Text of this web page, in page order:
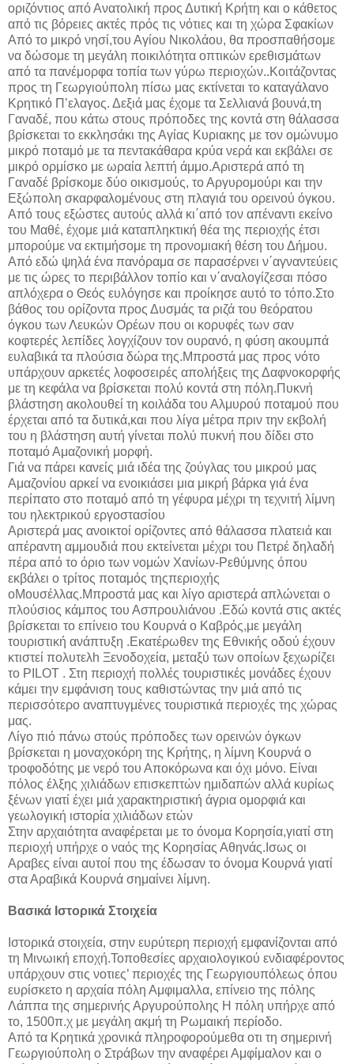
οριζόντιος από Ανατολική προς Δυτική Κρήτη και ο κάθετος
από τις βόρειες ακτές πρός τις νότιες και τη χώρα Σφακίων
Από το μικρό νησί,του Αγίου Νικολάου, θα προσπαθήσομε
να δώσομε τη μεγάλη ποικιλότητα οπτικών ερεθισμάτων
από τα πανέμορφα τοπία των γύρω περιοχών..Κοιτάζοντας
προς τη Γεωργιούπολη πίσω μας εκτίνεται το καταγάλανο
Κρητικό Π’ελαγος. Δεξιά μας έχομε τα Σελλιανά βουνά,τη
Γαναδέ, που κάτω στους πρόποδες της κοντά στη θάλασσα
βρίσκεται το εκκλησάκι της Αγίας Κυριακης με τον ομώνυμο
μικρό ποταμό με τα πεντακάθαρα κρύα νερά και εκβάλει σε
μικρό ορμίσκο με ωραία λεπτή άμμο.Αριστερά από τη
Γαναδέ βρίσκομε δύο οικισμούς, το Αργυρομούρι και την
Εξώπολη σκαρφαλομένους στη πλαγιά του ορεινού όγκου.
Από τους εξώστες αυτούς αλλά κι΄από τον απέναντι εκείνο
του Μαθέ, έχομε μιά καταπληκτική θέα της περιοχής έτσι
μπορούμε να εκτιμήσομε τη προνομιακή θέση του Δήμου.
Από εδώ ψηλά ένα πανόραμα σε παρασέρνει ν΄αγναντεύεις
με τις ώρες το περιβάλλον τοπίο και ν΄αναλογίζεσαι πόσο
απλόχερα ο Θεός ευλόγησε και προίκησε αυτό το τόπο.Στο
βάθος του ορίζοντα προς Δυσμάς τα ριζά του θεόρατου
όγκου των Λευκών Ορέων που οι κορυφές των σαν
κοφτερές λεπίδες λογχίζουν τον ουρανό, η φύση ακουμπά
ευλαβικά τα πλούσια δώρα της.Mπροστά μας προς νότο
υπάρχουν αρκετές λοφοσειρές απολήξεις της Δαφνοκορφής
με τη κεφάλα να βρίσκεται πολύ κοντά στη πόλη.Πυκνή
βλάστηση ακολουθεί τη κοιλάδα του Αλμυρού ποταμού που
έρχεται από τα δυτικά,και που λίγα μέτρα πριν την εκβολή
του η βλάστηση αυτή γίνεται πολύ πυκνή που δίδει στο
ποταμό Αμαζονική μορφή.
Γιά να πάρει κανείς μιά ιδέα της ζούγλας του μικρού μας
Αμαζονίου αρκεί να ενοικιάσει μια μικρή βάρκα γιά ένα
περίπατο στο ποταμό από τη γέφυρα μέχρι τη τεχνιτή λίμνη
του ηλεκτρικού εργοστασίου
Αριστερά μας ανοικτοί ορίζοντες από θάλασσα πλατειά και
απέραντη αμμουδιά που εκτείνεται μέχρι του Πετρέ δηλαδή
πέρα από το όριο των νομών Χανίων-Ρεθύμνης όπου
εκβάλει ο τρίτος ποταμός τηςπεριοχής
οΜουσέλλας.Μπροστά μας και λίγο αριστερά απλώνεται ο
πλούσιος κάμπος του Ασπρουλιάνου .Εδώ κοντά στις ακτές
βρίσκεται το επίνειο του Κουρνά ο Καβρός,με μεγάλη
τουριστική ανάπτυξη .Εκατέρωθεν της Εθνικής οδού έχουν
κτιστεί πολυτελh Ξενοδοχεία, μεταξύ των οποίων ξεχωρίζει
το PILOT . Στη περιοχή πολλές τουριστικές μονάδες έχουν
κάμει την εμφάνιση τους καθιστώντας την μιά από τις
περισσότερο αναπτυγμένες τουριστικά περιοχές της χώρας
μας.
Λίγο πιό πάνω στούς πρόποδες των ορεινών όγκων
βρίσκεται η μοναχοκόρη της Κρήτης, η λίμνη Κουρνά ο
τροφοδότης με νερό του Αποκόρωνα και όχι μόνο. Είναι
πόλος έλξης χιλιάδων επισκεπτών ημιδαπών αλλά κυρίως
ξένων γιατί έχει μιά χαρακτηριστική άγρια ομορφιά και
γεωλογική ιστορία χιλιάδων ετών
Στην αρχαιότητα αναφέρεται με το όνομα Κορησία,γιατί στη
περιοχή υπήρχε ο ναός της Κορησίας Αθηνάς.Ισως οι
Αραβες είναι αυτοί που της έδωσαν το όνομα Κουρνά γιατί
στα Αραβικά Κουρνά σημαίνει λίμνη.
Βασικά Ιστορικά Στοιχεία
Ιστορικά στοιχεία, στην ευρύτερη περιοχή εμφανίζονται από
τη Μινωική εποχή.Τοποθεσίες αρχαιολογικού ενδιαφέροντος
υπάρχουν στις νοτιες’ περιοχές της Γεωργιουπόλεως όπου
ευρίσκετο η αρχαία πόλη Αμφιμαλλα, επίνειο της πόλης
Λάππα της σημερινής Αργυρούπολης Η πόλη υπήρχε από
το, 1500π.χ με μεγάλη ακμή τη Ρωμαική περίοδο.
Από τα Κρητικά χρονικά πληροφορούμεθα οτι τη σημερινή
Γεωργιούπολη ο Στράβων την αναφέρει Αμφίμαλον και ο